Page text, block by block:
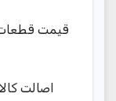
قیمت قطعات
اصالت